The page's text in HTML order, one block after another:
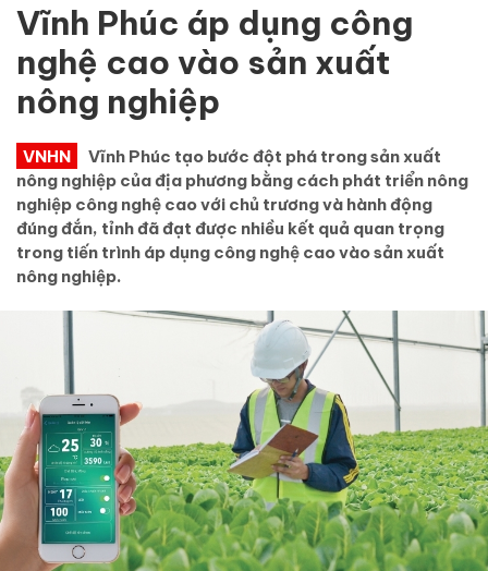
Vĩnh Phúc áp dụng công
nghệ cao vào sản xuất
nông nghiệp
VNHN
Vĩnh Phúc tạo bước đột phá trong sản xuất
nông nghiệp của địa phương bằng cách phát triển nông
nghiệp công nghệ cao với chủ trương và hành động
đúng đắn, tỉnh đã đạt được nhiều kết quả quan trọng
trong tiến trình áp dụng công nghệ cao vào sản xuất
nông nghiệp.